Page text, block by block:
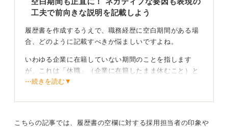
工夫で前向きな説明を記載しよう
履歴書を作成するうえで、職務経歴に空白期間がある場
合、どのように記載すべきか悩ましいですよね。
いわゆる企業に在籍していない期間のことを指します
が、これは「休職」（企業に在籍したまま休むこと）と
は異なります。
に、時系列に沿って記載することが基本となります。
⋯続きを読む▼
こちらの記事では、履歴書の空欄に対する採用担当者の印象や